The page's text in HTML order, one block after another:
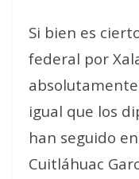
Si bien es
federal por
igual que los
han seguido
Cuitláhuac